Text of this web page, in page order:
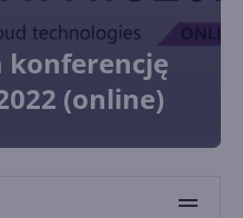
konferencję
(online)